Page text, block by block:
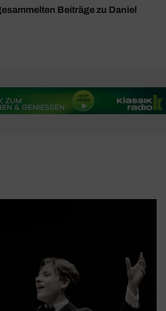
Beiträge zu Daniel